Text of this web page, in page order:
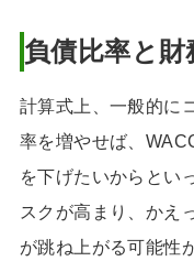
負債比率と
計算式上、一般的に
率を増やせば、
を下げたいからとい
スクが高まり、かえ
が跳ね上がる可能性